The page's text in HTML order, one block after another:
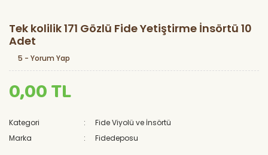
Tek kolilik 171 Gözlü Fide Yetiştirme İnsörtü 10
Adet
5 - Yorum Yap
0,00 TL
Kategori
Fide Viyolü ve İnsörtü
Marka
Fidedeposu